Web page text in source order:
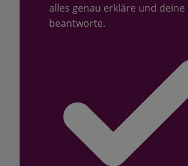
alles genau erkläre und deine
beantworte.